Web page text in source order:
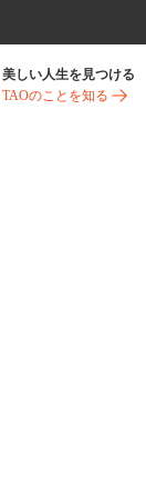
美しい人生を見つける
TAOのことを知る